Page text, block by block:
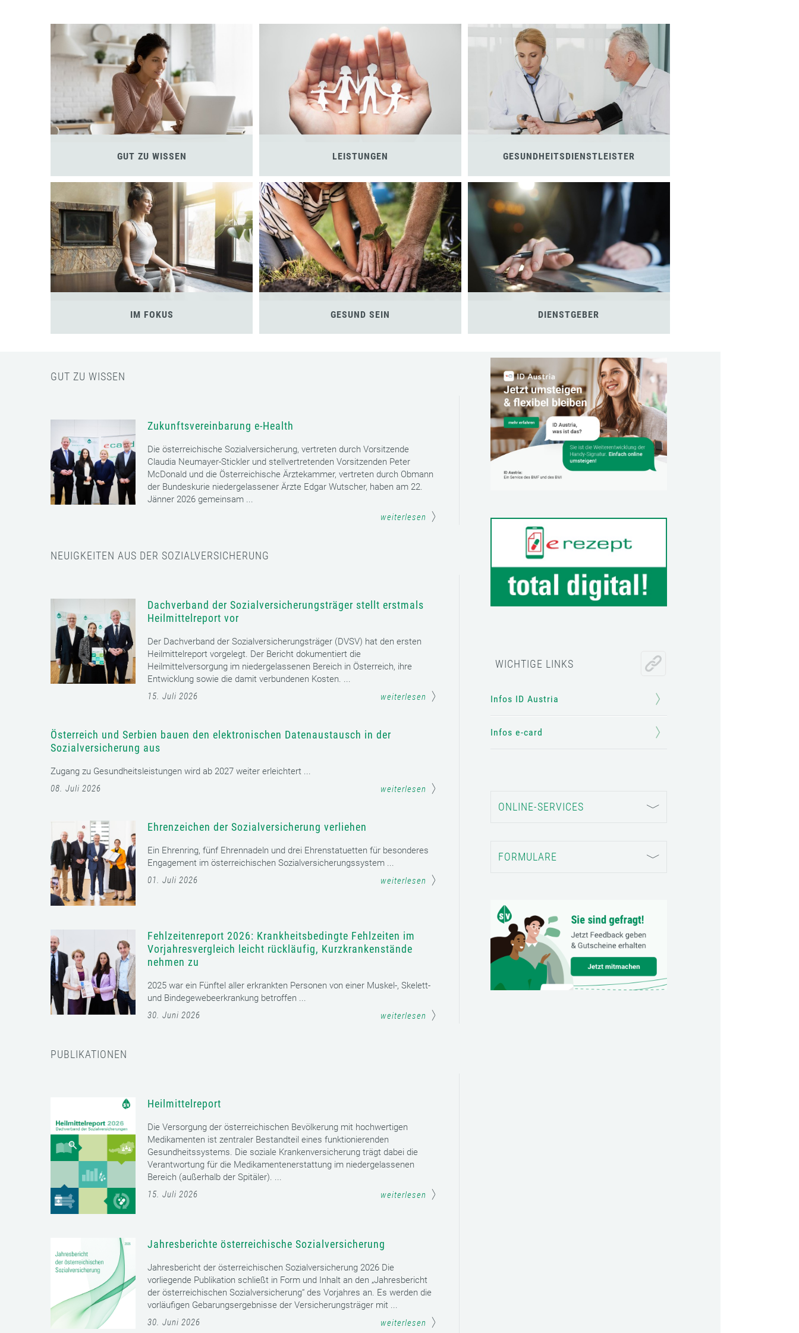
GUT ZU WISSEN LEISTUNGEN GESUNDHEITSDIENSTLEISTER
IM FOKUS GESUND SEIN DIENSTGEBER
WICHTIGE LINKS
Infos ID Austria
Infos e-card
ONLINE-SERVICES
FORMULARE
GUT ZU WISSEN
Zukunftsvereinbarung e-Health
Die österreichische Sozialversicherung, vertreten durch Vorsitzende
Claudia Neumayer-Stickler und stellvertretenden Vorsitzenden Peter
McDonald und die Österreichische Ärztekammer, vertreten durch Obmann
der Bundeskurie niedergelassener Ärzte Edgar Wutscher, haben am 22.
Jänner 2026 gemeinsam ...
weiterlesen
NEUIGKEITEN AUS DER SOZIALVERSICHERUNG
Dachverband der Sozialversicherungsträger stellt erstmals
Heilmittelreport vor
Der Dachverband der Sozialversicherungsträger (DVSV) hat den ersten
Heilmittelreport vorgelegt. Der Bericht dokumentiert die
Heilmittelversorgung im niedergelassenen Bereich in Österreich, ihre
Entwicklung sowie die damit verbundenen Kosten. ...
15. Juli 2026
weiterlesen
Österreich und Serbien bauen den elektronischen Datenaustausch in der
Sozialversicherung aus
Zugang zu Gesundheitsleistungen wird ab 2027 weiter erleichtert ...
08. Juli 2026
weiterlesen
Ehrenzeichen der Sozialversicherung verliehen
Ein Ehrenring, fünf Ehrennadeln und drei Ehrenstatuetten für besonderes
Engagement im österreichischen Sozialversicherungssystem ...
01. Juli 2026
weiterlesen
Fehlzeitenreport 2026: Krankheitsbedingte Fehlzeiten im
Vorjahresvergleich leicht rückläufig, Kurzkrankenstände
nehmen zu
2025 war ein Fünftel aller erkrankten Personen von einer Muskel-, Skelett-
und Bindegewebeerkrankung betroffen ...
30. Juni 2026
weiterlesen
PUBLIKATIONEN
Heilmittelreport
Die Versorgung der österreichischen Bevölkerung mit hochwertigen
Medikamenten ist zentraler Bestandteil eines funktionierenden
Gesundheitssystems. Die soziale Krankenversicherung trägt dabei die
Verantwortung für die Medikamentenerstattung im niedergelassenen
Bereich (außerhalb der Spitäler). ...
15. Juli 2026
weiterlesen
Jahresberichte österreichische Sozialversicherung
Jahresbericht der österreichischen Sozialversicherung 2026 Die
vorliegende Publikation schließt in Form und Inhalt an den „Jahresbericht
der österreichischen Sozialversicherung“ des Vorjahres an. Es werden die
vorläufigen Gebarungsergebnisse der Versicherungsträger mit ...
30. Juni 2026
weiterlesen